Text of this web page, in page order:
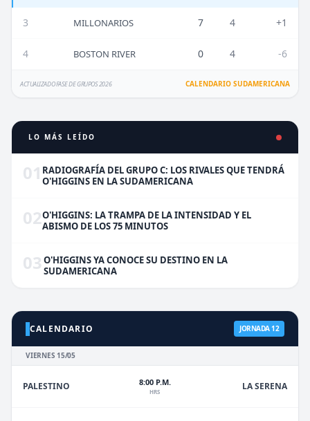
3 MILLONARIOS 7 4 +1
4 BOSTON RIVER 0 4 -6
ACTUALIZADO FASE DE GRUPOS 2026 CALENDARIO SUDAMERICANA
LO MÁS LEÍDO
01 RADIOGRAFÍA DEL GRUPO C: LOS RIVALES QUE TENDRÁ
O'HIGGINS EN LA SUDAMERICANA
02O'HIGGINS: LA TRAMPA DE LA INTENSIDAD Y EL
ABISMO DE LOS 75 MINUTOS
03 O'HIGGINS YA CONOCE SU DESTINO EN LA
SUDAMERICANA
CALENDARIO JORNADA 12
VIERNES 15/05
PALESTINO 8:00 P.M.
HRS LA SERENA